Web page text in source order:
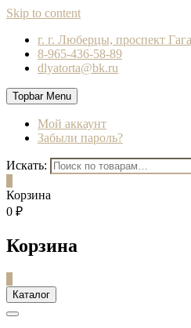
Skip to content
г. г. Люберцы, проспект
8-965-436-58-89
dlyatorta@bk.ru
Topbar Menu
Мой аккаунт
Забыли пароль?
Искать:
Корзина
0 ₽
Корзина
Каталог